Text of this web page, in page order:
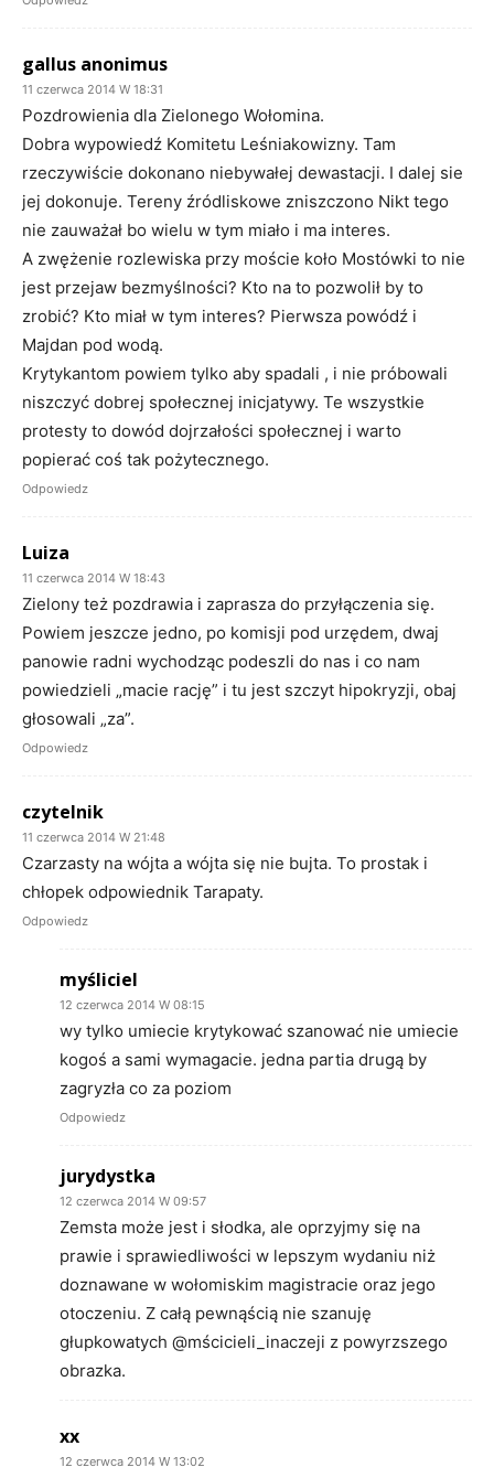
gallus anonimus
11 czerwca 2014 W 18:31
Pozdrowienia dla Zielonego Wołomina.
Dobra wypowiedź Komitetu Leśniakowizny. Tam
rzeczywiście dokonano niebywałej dewastacji. I dalej sie
jej dokonuje. Tereny źródliskowe zniszczono Nikt tego
nie zauważał bo wielu w tym miało i ma interes.
A zwężenie rozlewiska przy moście koło Mostówki to nie
jest przejaw bezmyślności? Kto na to pozwolił by to
zrobić? Kto miał w tym interes? Pierwsza powódź i
Majdan pod wodą.
Krytykantom powiem tylko aby spadali , i nie próbowali
niszczyć dobrej społecznej inicjatywy. Te wszystkie
protesty to dowód dojrzałości społecznej i warto
popierać coś tak pożytecznego.
Odpowiedz
Luiza
11 czerwca 2014 W 18:43
Zielony też pozdrawia i zaprasza do przyłączenia się.
Powiem jeszcze jedno, po komisji pod urzędem, dwaj
panowie radni wychodząc podeszli do nas i co nam
powiedzieli „macie rację” i tu jest szczyt hipokryzji, obaj
głosowali „za”.
Odpowiedz
czytelnik
11 czerwca 2014 W 21:48
Czarzasty na wójta a wójta się nie bujta. To prostak i
chłopek odpowiednik Tarapaty.
Odpowiedz
myśliciel
12 czerwca 2014 W 08:15
wy tylko umiecie krytykować szanować nie umiecie
kogoś a sami wymagacie. jedna partia drugą by
zagryzła co za poziom
Odpowiedz
jurydystka
12 czerwca 2014 W 09:57
Zemsta może jest i słodka, ale oprzyjmy się na
prawie i sprawiedliwości w lepszym wydaniu niż
doznawane w wołomiskim magistracie oraz jego
otoczeniu. Z całą pewnąścią nie szanuję
głupkowatych @mścicieli_inaczeji z powyrzszego
obrazka.
xx
12 czerwca 2014 W 13:02